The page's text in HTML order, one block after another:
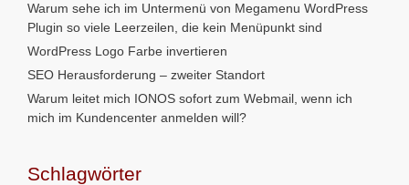
Warum sehe ich im Untermenü von Megamenu WordPress
Plugin so viele Leerzeilen, die kein Menüpunkt sind
WordPress Logo Farbe invertieren
SEO Herausforderung – zweiter Standort
Warum leitet mich IONOS sofort zum Webmail, wenn ich
mich im Kundencenter anmelden will?
Schlagwörter